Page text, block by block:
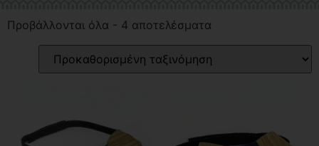
Προβάλλονται όλα - 4 αποτελέσματα